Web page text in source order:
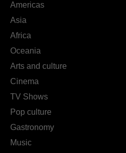
Americas
Asia
Africa
Oceania
Arts and culture
Cinema
TV Shows
Pop culture
Gastronomy
Music